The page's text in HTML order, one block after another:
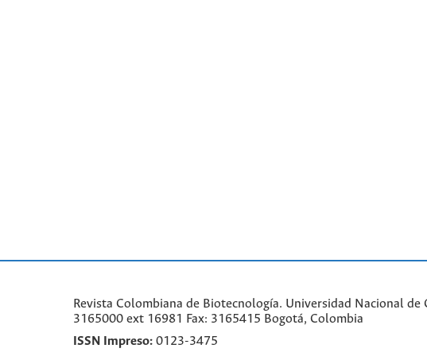
Revista Colombiana de Biotecnología. Universidad Nacional
3165000 ext 16981 Fax: 3165415 Bogotá, Colombia
ISSN Impreso: 0123-3475